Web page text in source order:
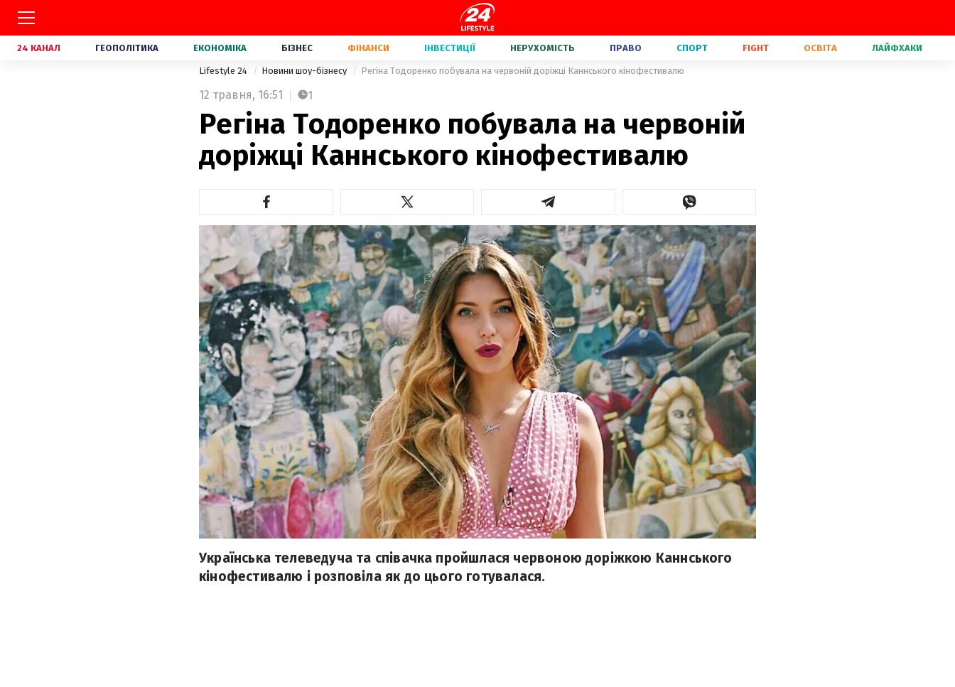
24 КАНАЛ ГЕОПОЛІТИКА ЕКОНОМІКА БІЗНЕС ФІНАНСИ ІНВЕСТИЦІЇ НЕРУХОМІСТЬ ПРАВО СПОРТ FIGHT ОСВІТА ЛАЙФХАКИ
Lifestyle 24 Новини шоу-бізнесу Регіна Тодоренко побувала на червоній доріжці Каннського кінофестивалю
12 травня, 16:51 1
Регіна Тодоренко побувала на червоній
доріжці Каннського кінофестивалю
Українська телеведуча та співачка пройшлася червоною доріжкою Каннського
кінофестивалю і розповіла як до цього готувалася.